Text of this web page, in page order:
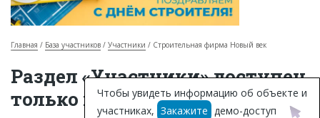
Горячие объекты
Главная База участников Участники Строительная фирма Новый век
Раздел «Участники» доступен
только подписчикам
Чтобы увидеть информацию об объекте и
участниках, Закажите демо-доступ